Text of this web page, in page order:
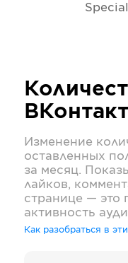
Special
Изменение
оставленных
за месяц.
лайков,
странице — это
активность
Как разобраться в